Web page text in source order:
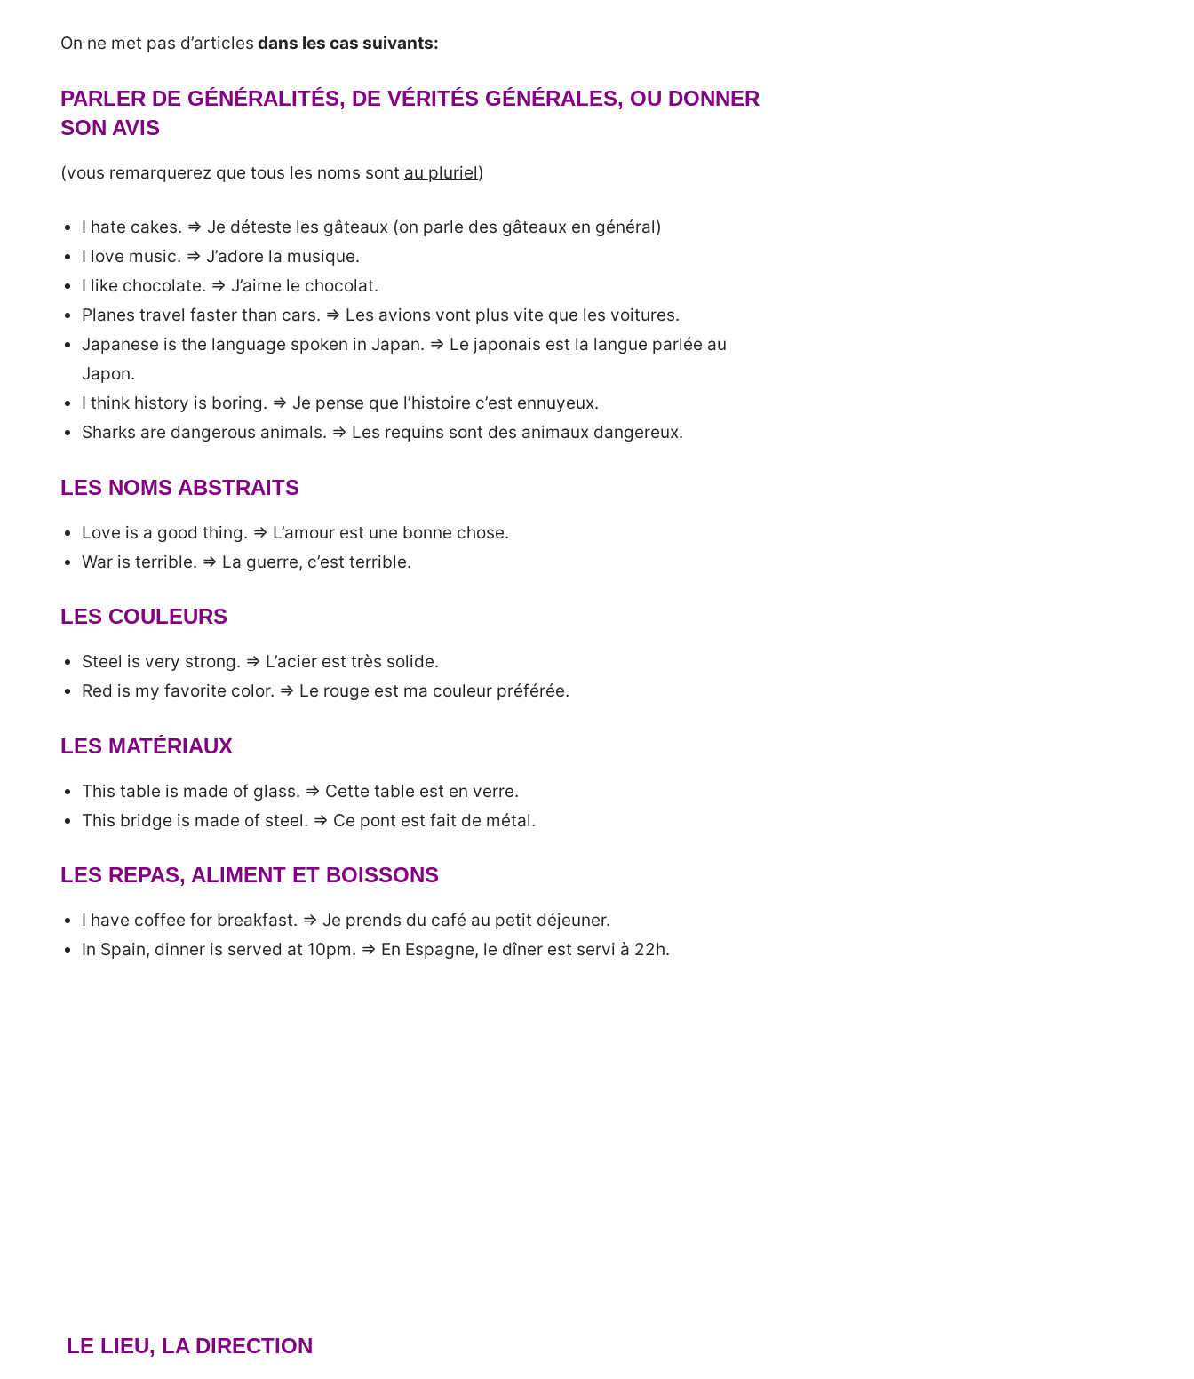
On ne met pas d’articles dans les cas suivants:
PARLER DE GÉNÉRALITÉS, DE VÉRITÉS GÉNÉRALES, OU DONNER
SON AVIS
(vous remarquerez que tous les noms sont au pluriel)
I hate cakes. => Je déteste les gâteaux (on parle des gâteaux en général)
I love music. => J’adore la musique.
I like chocolate. => J’aime le chocolat.
Planes travel faster than cars. => Les avions vont plus vite que les voitures.
Japanese is the language spoken in Japan. => Le japonais est la langue parlée au
Japon.
I think history is boring. => Je pense que l’histoire c’est ennuyeux.
Sharks are dangerous animals. => Les requins sont des animaux dangereux.
LES NOMS ABSTRAITS
Love is a good thing. => L’amour est une bonne chose.
War is terrible. => La guerre, c’est terrible.
LES COULEURS
Steel is very strong. => L’acier est très solide.
Red is my favorite color. => Le rouge est ma couleur préférée.
LES MATÉRIAUX
This table is made of glass. => Cette table est en verre.
This bridge is made of steel. => Ce pont est fait de métal.
LES REPAS, ALIMENT ET BOISSONS
I have coffee for breakfast. => Je prends du café au petit déjeuner.
In Spain, dinner is served at 10pm. => En Espagne, le dîner est servi à 22h.
LE LIEU, LA DIRECTION